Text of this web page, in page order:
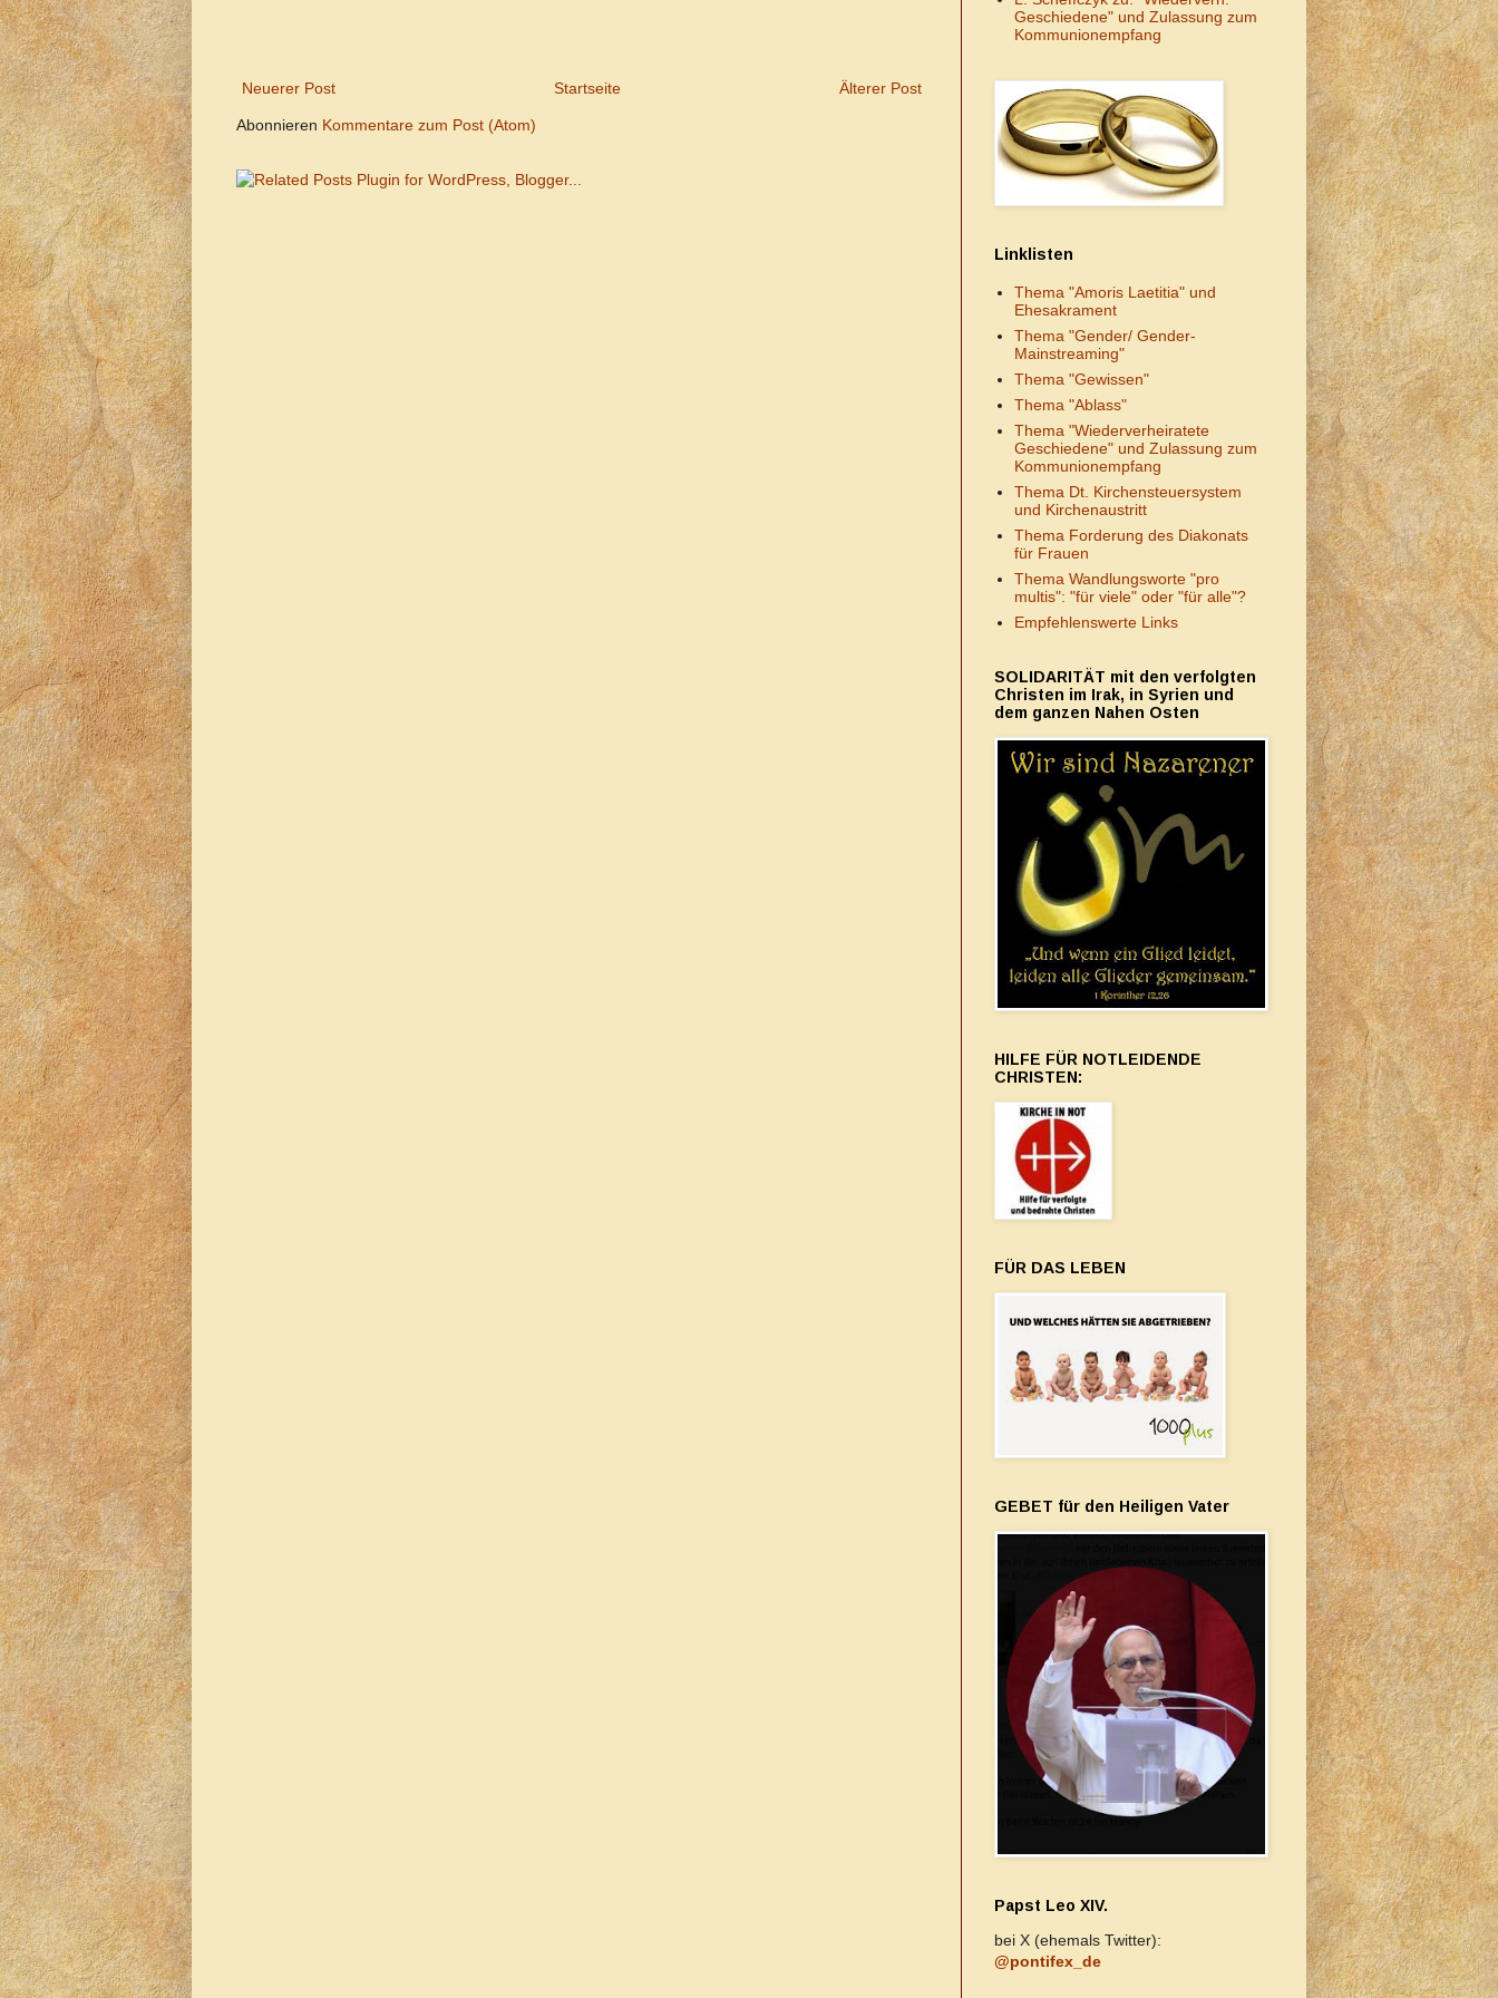
Neuerer Post Älterer Post
Startseite
Abonnieren Kommentare zum Post (Atom)
Geschiedene" und Zulassung zum
Kommunionempfang
Linklisten
Thema "Amoris Laetitia" und
Ehesakrament
Thema "Gender/ Gender-
Mainstreaming"
Thema "Gewissen"
Thema "Ablass"
Thema "Wiederverheiratete
Geschiedene" und Zulassung zum
Kommunionempfang
Thema Dt. Kirchensteuersystem
und Kirchenaustritt
Thema Forderung des Diakonats
für Frauen
Thema Wandlungsworte "pro
multis": "für viele" oder "für alle"?
Empfehlenswerte Links
SOLIDARITÄT mit den verfolgten
Christen im Irak, in Syrien und
dem ganzen Nahen Osten
HILFE FÜR NOTLEIDENDE
CHRISTEN:
FÜR DAS LEBEN
GEBET für den Heiligen Vater
Papst Leo XIV.
bei X (ehemals Twitter):
@pontifex_de